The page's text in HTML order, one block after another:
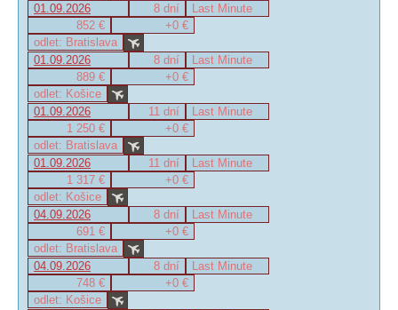
01.09.2026
8 dní
Last Minute
852 €
+0 €
odlet: Bratislava
01.09.2026
8 dní
Last Minute
889 €
+0 €
odlet: Košice
01.09.2026
11 dní
Last Minute
1 250 €
+0 €
odlet: Bratislava
01.09.2026
11 dní
Last Minute
1 317 €
+0 €
odlet: Košice
04.09.2026
8 dní
Last Minute
691 €
+0 €
odlet: Bratislava
04.09.2026
8 dní
Last Minute
748 €
+0 €
odlet: Košice